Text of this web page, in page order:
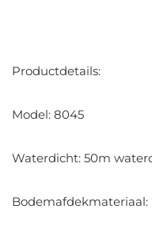
Productdetails:
Model: 8045
Waterdicht: 50m
Bodemafdekmateriaal: